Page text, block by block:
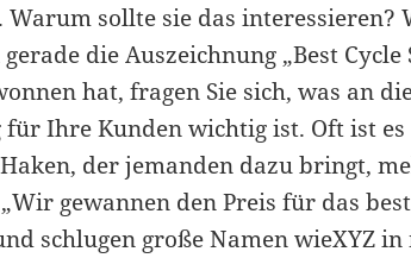
sollte sie das interessieren?
die Auszeichnung „Best
hat, fragen Sie sich, was an
für Ihre Kunden wichtig ist. Oft ist
der jemanden dazu bringt,
gewannen den Preis für das
schlugen große Namen wieXYZ